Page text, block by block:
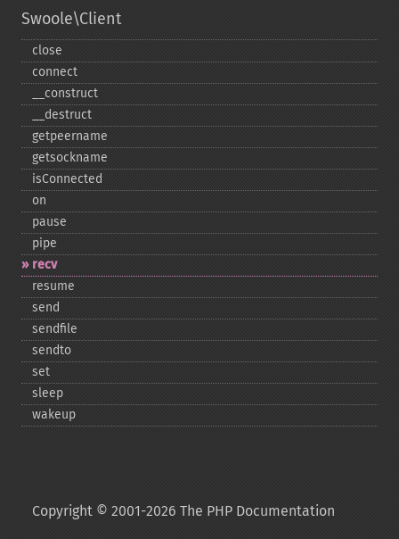
Swoole\Client
close
connect
_​_​construct
_​_​destruct
getpeername
getsockname
isConnected
on
pause
pipe
recv
resume
send
sendfile
sendto
set
sleep
wakeup
Copyright © 2001-2026 The PHP Documentation